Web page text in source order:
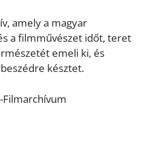
amely a magyar
a filmművészet időt, teret
emeli ki, és
késztet.
Filmarchívum